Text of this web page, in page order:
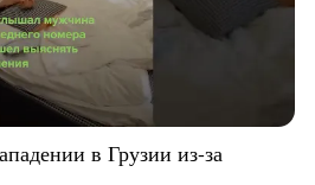
в Грузии из-за